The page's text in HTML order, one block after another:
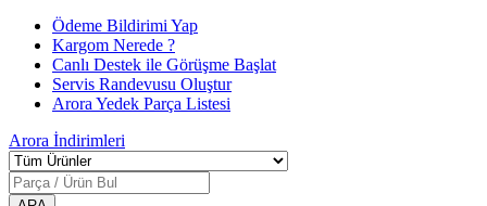
Ödeme Bildirimi Yap
Kargom Nerede ?
Canlı Destek ile Görüşme Başlat
Servis Randevusu Oluştur
Arora Yedek Parça Listesi
Arora İndirimleri